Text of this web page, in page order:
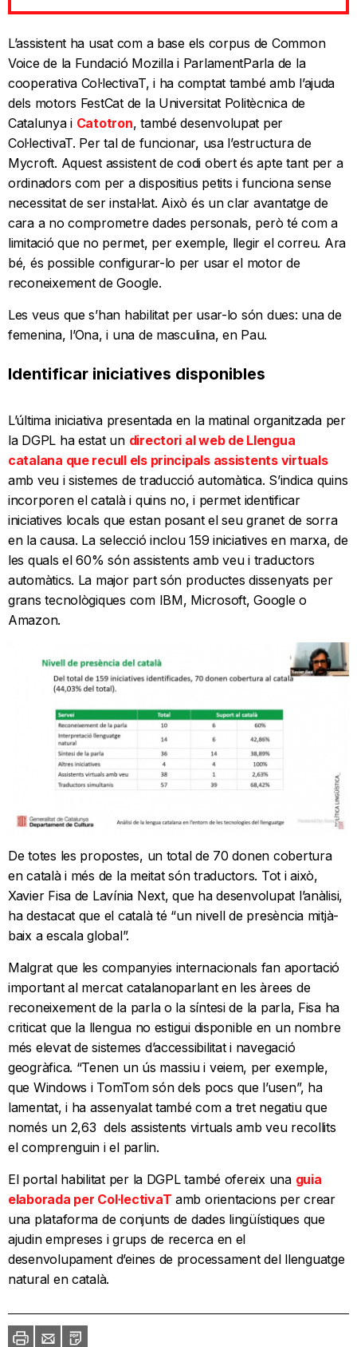
L’assistent ha usat com a base els corpus de Common
Voice de la Fundació Mozilla i ParlamentParla de la
cooperativa Col·lectivaT, i ha comptat també amb l’ajuda
dels motors FestCat de la Universitat Politècnica de
Catalunya i Catotron, també desenvolupat per
Col·lectivaT. Per tal de funcionar, usa l’estructura de
Mycroft. Aquest assistent de codi obert és apte tant per a
ordinadors com per a dispositius petits i funciona sense
necessitat de ser instal·lat. Això és un clar avantatge de
cara a no comprometre dades personals, però té com a
limitació que no permet, per exemple, llegir el correu. Ara
bé, és possible configurar-lo per usar el motor de
reconeixement de Google.
Les veus que s’han habilitat per usar-lo són dues: una de
femenina, l’Ona, i una de masculina, en Pau.
Identificar iniciatives disponibles
L’última iniciativa presentada en la matinal organitzada per
la DGPL ha estat un directori al web de Llengua
catalana que recull els principals assistents virtuals
amb veu i sistemes de traducció automàtica. S’indica quins
incorporen el català i quins no, i permet identificar
iniciatives locals que estan posant el seu granet de sorra
en la causa. La selecció inclou 159 iniciatives en marxa, de
les quals el 60% són assistents amb veu i traductors
automàtics. La major part són productes dissenyats per
grans tecnològiques com IBM, Microsoft, Google o
Amazon.
De totes les propostes, un total de 70 donen cobertura
en català i més de la meitat són traductors. Tot i això,
Xavier Fisa de Lavínia Next, que ha desenvolupat l’anàlisi,
ha destacat que el català té “un nivell de presència mitjà-
baix a escala global”.
Malgrat que les companyies internacionals fan aportació
important al mercat catalanoparlant en les àrees de
reconeixement de la parla o la síntesi de la parla, Fisa ha
criticat que la llengua no estigui disponible en un nombre
més elevat de sistemes d’accessibilitat i navegació
geogràfica. “Tenen un ús massiu i veiem, per exemple,
que Windows i TomTom són dels pocs que l’usen”, ha
lamentat, i ha assenyalat també com a tret negatiu que
només un 2,63 dels assistents virtuals amb veu recollits
el comprenguin i el parlin.
El portal habilitat per la DGPL també ofereix una guia
elaborada per Col·lectivaT amb orientacions per crear
una plataforma de conjunts de dades lingüístiques que
ajudin empreses i grups de recerca en el
desenvolupament d’eines de processament del llenguatge
natural en català.
ImprimirEnviaPDF